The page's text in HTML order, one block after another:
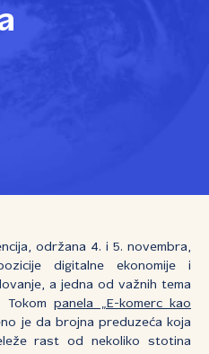
održana 4. i 5. novembra,
digitalne ekonomije i
a jedna od važnih tema
Tokompanela „E-komerc kao
je da brojna preduzeća koja
rast od nekoliko stotina